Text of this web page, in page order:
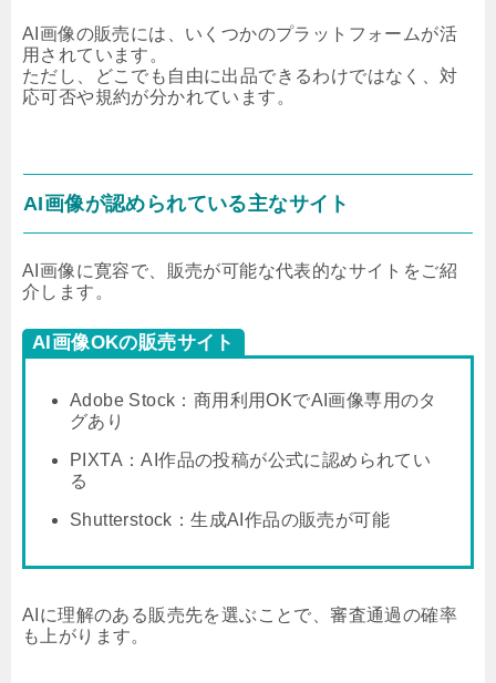
AI画像の販売には、いくつかのプラットフォームが活
用されています。
ただし、どこでも自由に出品できるわけではなく、対
応可否や規約が分かれています。
AI画像が認められている主なサイト
AI画像に寛容で、販売が可能な代表的なサイトをご紹
介します。
AI画像OKの販売サイト
Adobe Stock：商用利用OKでAI画像専用のタ
グあり
PIXTA：AI作品の投稿が公式に認められてい
る
Shutterstock：生成AI作品の販売が可能
AIに理解のある販売先を選ぶことで、審査通過の確率
も上がります。